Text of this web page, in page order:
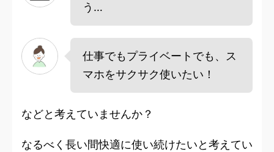
う…
仕事でもプライベートでも、ス
マホをサクサク使いたい！
などと考えていませんか？
なるべく長い間快適に使い続けたいと考えてい